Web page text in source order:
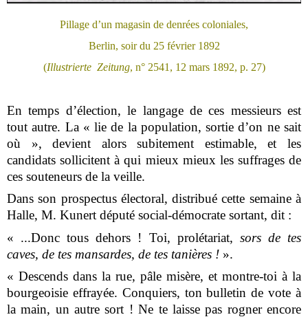
Pillage d’un magasin de denrées coloniales,
Berlin, soir du 25 février 1892
(Illustrierte Zeitung, n° 2541, 12 mars 1892, p. 27)
En temps d’élection, le langage de ces messieurs est
tout autre. La « lie de la population, sortie d’on ne sait
où », devient alors subitement estimable, et les
candidats sollicitent à qui mieux mieux les suffrages de
ces souteneurs de la veille.
Dans son prospectus électoral, distribué cette semaine à
Halle, M. Kunert député social-démocrate sortant, dit :
« ...Donc tous dehors ! Toi, prolétariat, sors de tes
caves, de tes mansardes, de tes tanières ! ».
« Descends dans la rue, pâle misère, et montre-toi à la
bourgeoisie effrayée. Conquiers, ton bulletin de vote à
la main, un autre sort ! Ne te laisse pas rogner encore